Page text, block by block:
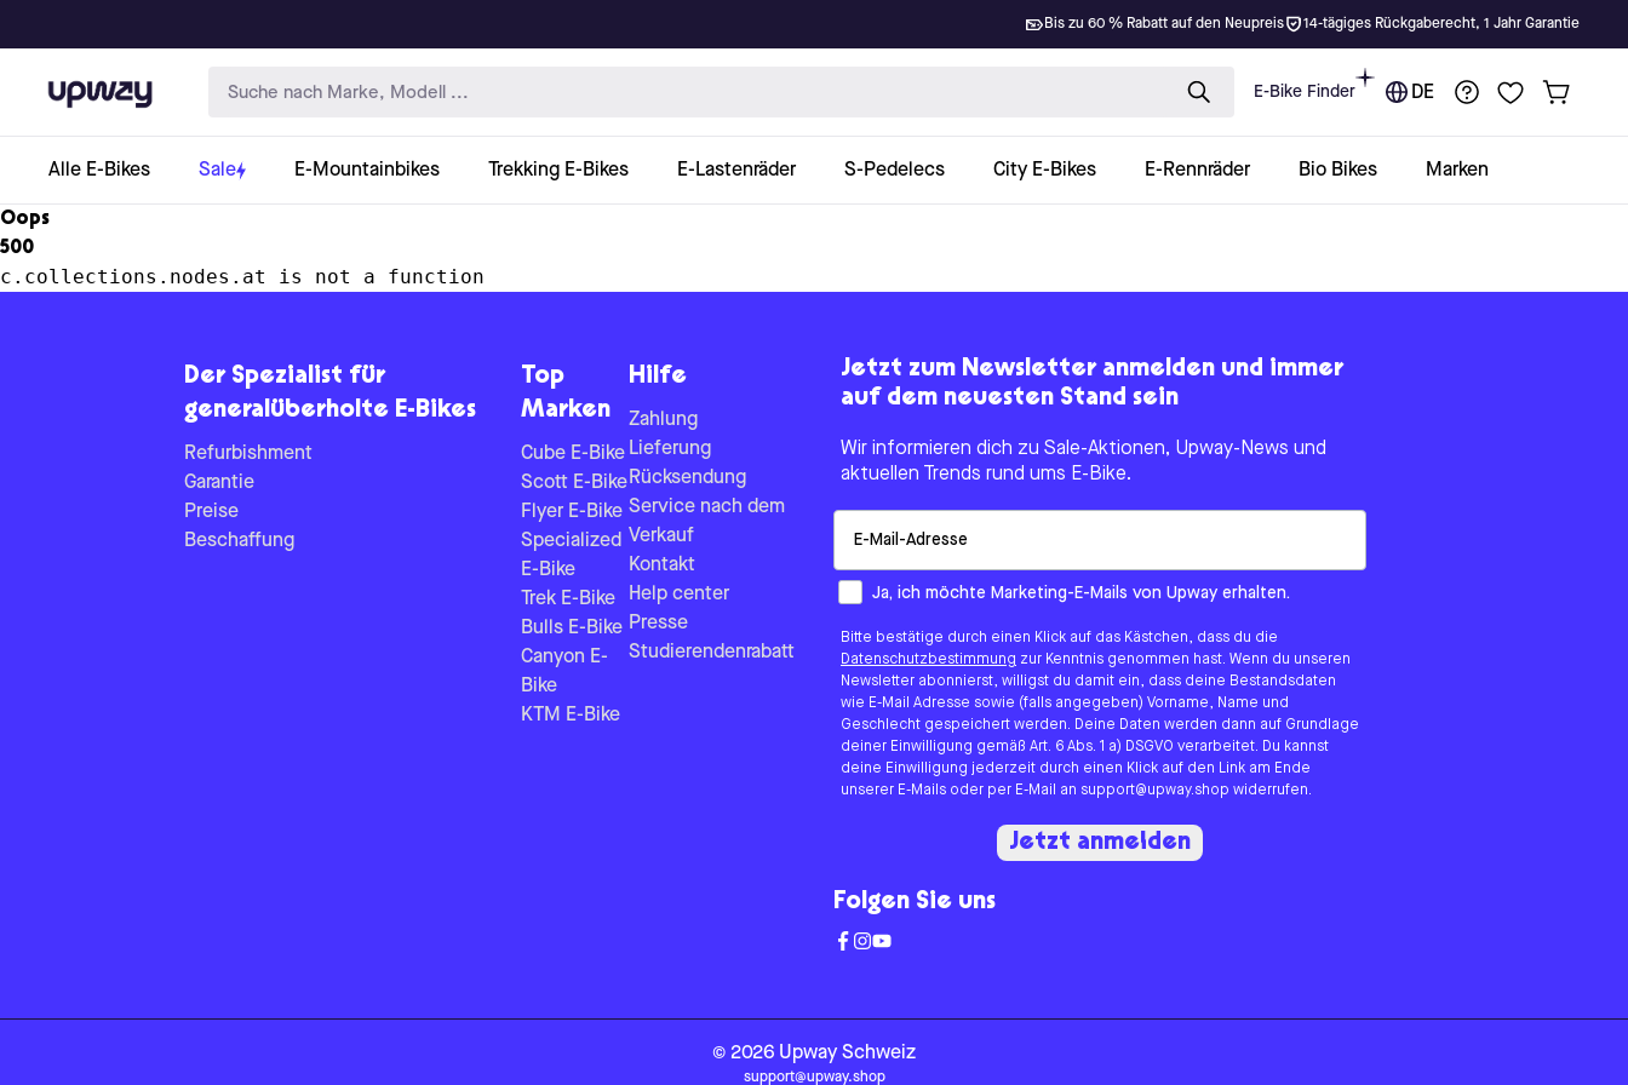
Bis zu 60 % Rabatt auf den Neupreis 14-tägiges Rückgaberecht, 1 Jahr Garantie
Upway E-Bike Finder DE
Alle E-Bikes Sale E-Mountainbikes Trekking E-Bikes E-Lastenräder S-Pedelecs City E-Bikes E-Rennräder Bio Bikes Marken
Oops
500
c.collections.nodes.at is not a function
Der Spezialist für
generalüberholte E-Bikes
Refurbishment
Garantie
Preise
Beschaffung
Top
Marken
Cube E-Bike
Scott E-Bike
Flyer E-Bike
Specialized
E-Bike
Trek E-Bike
Bulls E-Bike
Canyon E-
Bike
KTM E-Bike
Hilfe
Zahlung
Lieferung
Rücksendung
Service nach dem
Verkauf
Kontakt
Help center
Presse
Studierendenrabatt
Jetzt zum Newsletter anmelden und immer
auf dem neuesten Stand sein
Wir informieren dich zu Sale-Aktionen, Upway-News und
aktuellen Trends rund ums E-Bike.
How would you like to hear from us?
Ja, ich möchte Marketing-E-Mails von Upway erhalten.
Bitte bestätige durch einen Klick auf das Kästchen, dass du die
Datenschutzbestimmung zur Kenntnis genommen hast. Wenn du unseren
Newsletter abonnierst, willigst du damit ein, dass deine Bestandsdaten
wie E-Mail Adresse sowie (falls angegeben) Vorname, Name und
Geschlecht gespeichert werden. Deine Daten werden dann auf Grundlage
deiner Einwilligung gemäß Art. 6 Abs. 1 a) DSGVO verarbeitet. Du kannst
deine Einwilligung jederzeit durch einen Klick auf den Link am Ende
unserer E-Mails oder per E-Mail an support@upway.shop widerrufen.
Jetzt anmelden
Folgen Sie uns
© 2026 Upway Schweiz
support@upway.shop